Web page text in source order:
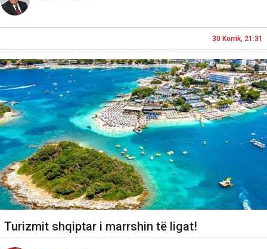
30 Korrik, 21:31
Turizmit shqiptar i marrshin të ligat!